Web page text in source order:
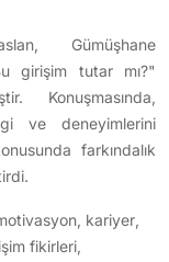
Gümüşhane
girişim tutar mı?"
Konuşmasında,
ve deneyimlerini
farkındalık
, kariyer,
fikirleri,